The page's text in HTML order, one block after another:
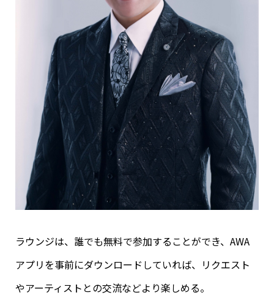
ラウンジは、誰でも無料で参加することができ、AWA
アプリを事前にダウンロードしていれば、リクエスト
やアーティストとの交流などより楽しめる。